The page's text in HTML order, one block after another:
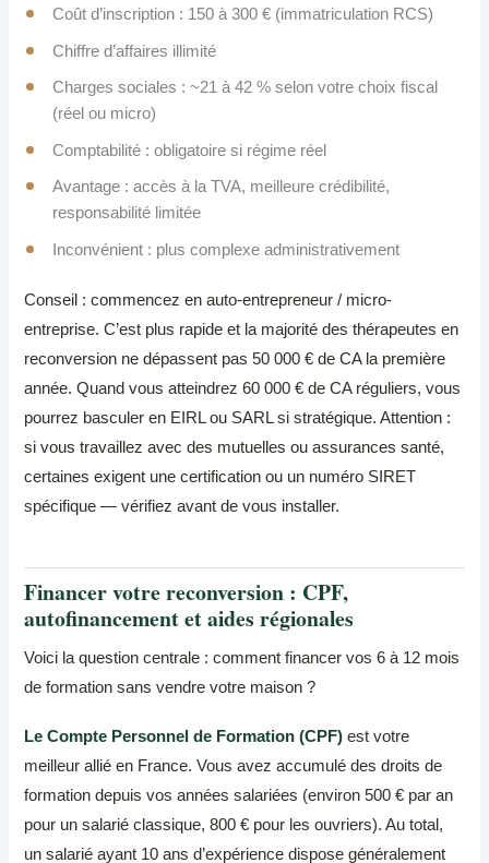
Coût d’inscription : 150 à 300 € (immatriculation RCS)
Chiffre d’affaires illimité
Charges sociales : ~21 à 42 % selon votre choix fiscal
(réel ou micro)
Comptabilité : obligatoire si régime réel
Avantage : accès à la TVA, meilleure crédibilité,
responsabilité limitée
Inconvénient : plus complexe administrativement
Conseil : commencez en auto-entrepreneur / micro-
entreprise. C’est plus rapide et la majorité des thérapeutes en
reconversion ne dépassent pas 50 000 € de CA la première
année. Quand vous atteindrez 60 000 € de CA réguliers, vous
pourrez basculer en EIRL ou SARL si stratégique. Attention :
si vous travaillez avec des mutuelles ou assurances santé,
certaines exigent une certification ou un numéro SIRET
spécifique — vérifiez avant de vous installer.
Financer votre reconversion : CPF,
autofinancement et aides régionales
Voici la question centrale : comment financer vos 6 à 12 mois
de formation sans vendre votre maison ?
Le Compte Personnel de Formation (CPF) est votre
meilleur allié en France. Vous avez accumulé des droits de
formation depuis vos années salariées (environ 500 € par an
pour un salarié classique, 800 € pour les ouvriers). Au total,
un salarié ayant 10 ans d’expérience dispose généralement